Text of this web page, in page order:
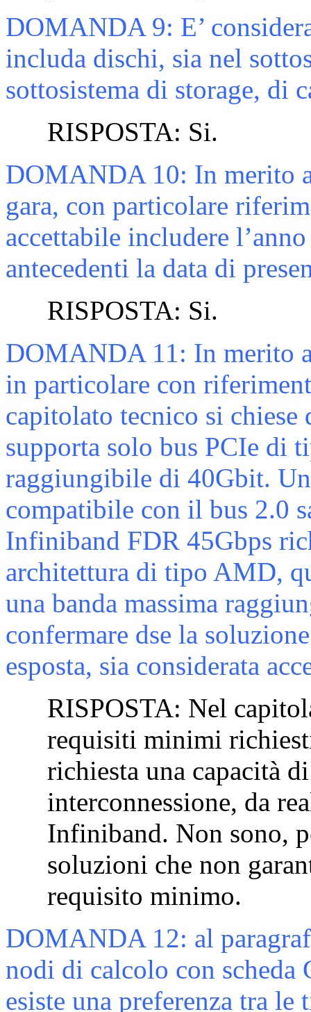
DOMANDA 9: E’
includa dischi, sia nel
sottosistema di storage, di
RISPOSTA: Si.
DOMANDA 10: In merito
gara, con particolare
accettabile includere
antecedenti la data di
RISPOSTA: Si.
DOMANDA11: In merito
in particolare con
capitolato tecnico si
supporta solo bus PCIe di
raggiungibile di 40Gbit.
compatibile con il bus 2.0
Infiniband FDR 45Gbps
architettura di tipo AMD,
una banda massima
confermare dse la
esposta, sia considerata
RISPOSTA: Nel
requisiti minimi
richiesta una capacità
interconnessione, da
Infiniband. Non sono,
soluzioni che non
requisito minimo.
DOMANDA12: al
nodi di calcolo con scheda
esiste una preferenza tra